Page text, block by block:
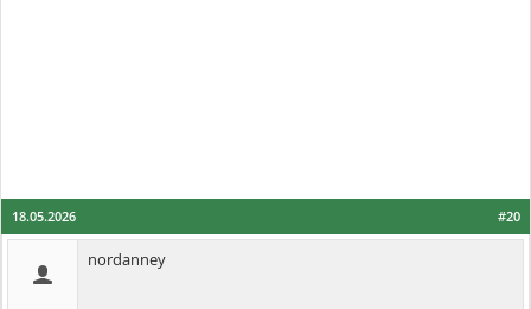
#20
18.05.2026
nordanney